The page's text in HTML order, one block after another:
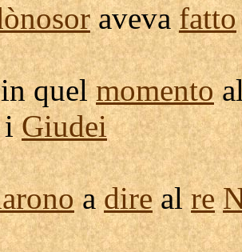
avevafatto
quelmomento
Giudei
adirealre